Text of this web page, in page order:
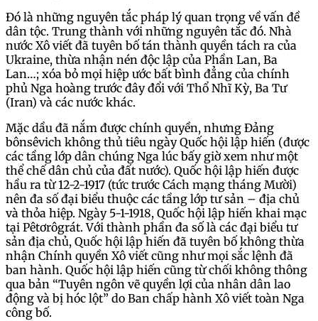
Đó là những nguyên tắc pháp lý quan trọng về vấn đề
dân tộc. Trung thành với những nguyên tắc đó. Nhà
nước Xô viết đã tuyên bố tán thành quyền tách ra của
Ukraine, thừa nhận nén độc lập của Phần Lan, Ba
Lan…; xóa bỏ mọi hiệp ước bất bình đẳng của chính
phủ Nga hoàng trước đây đổi với Thổ Nhĩ Kỳ, Ba Tư
(Iran) và các nước khác.
Mặc dầu đã nắm được chính quyền, nhưng Đảng
bônsêvich không thủ tiêu ngày Quốc hội lập hiến (được
các tầng lớp dân chúng Nga lúc bấy giờ xem như một
thể chế dân chủ của đất nước). Quốc hội lập hiến được
hầu ra từ 12-2-1917 (tức trước Cách mạng tháng Mười)
nên đa số đại biểu thuộc các tầng lớp tư sản – địa chủ
và thỏa hiệp. Ngày 5-1-1918, Quốc hội lập hiến khai mạc
tại Pêtơrôgrát. Với thành phần đa số là các đại biểu tư
sản địa chủ, Quốc hội lập hiến đã tuyên bố không thừa
nhận Chính quyền Xô viết cũng như mọi sắc lệnh đã
ban hành. Quốc hội lập hiến cũng từ chối không thông
qua bản “Tuyên ngôn vẽ quyền lợi của nhân dân lao
động và bị hóc lột” do Ban chấp hành Xô viết toàn Nga
công bố.